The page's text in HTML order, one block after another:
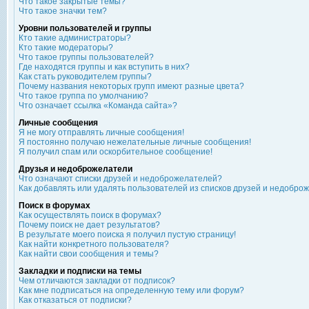
Что такое значки тем?
Уровни пользователей и группы
Кто такие администраторы?
Кто такие модераторы?
Что такое группы пользователей?
Где находятся группы и как вступить в них?
Как стать руководителем группы?
Почему названия некоторых групп имеют разные цвета?
Что такое группа по умолчанию?
Что означает ссылка «Команда сайта»?
Личные сообщения
Я не могу отправлять личные сообщения!
Я постоянно получаю нежелательные личные сообщения!
Я получил спам или оскорбительное сообщение!
Друзья и недоброжелатели
Что означают списки друзей и недоброжелателей?
Как добавлять или удалять пользователей из списков друзей и
Поиск в форумах
Как осуществлять поиск в форумах?
Почему поиск не дает результатов?
В результате моего поиска я получил пустую страницу!
Как найти конкретного пользователя?
Как найти свои сообщения и темы?
Закладки и подписки на темы
Чем отличаются закладки от подписок?
Как мне подписаться на определенную тему или форум?
Как отказаться от подписки?